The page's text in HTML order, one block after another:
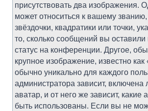
присутствовать два изображения.
может относиться к вашему
звёздочки, квадратики или точки,
то, сколько сообщений вы
статус на конференции. Другое,
крупное изображение, известно как
обычно уникально для каждого
администратора зависит, включена
аватар, и от него же зависит, какие
быть использованы. Если вы не